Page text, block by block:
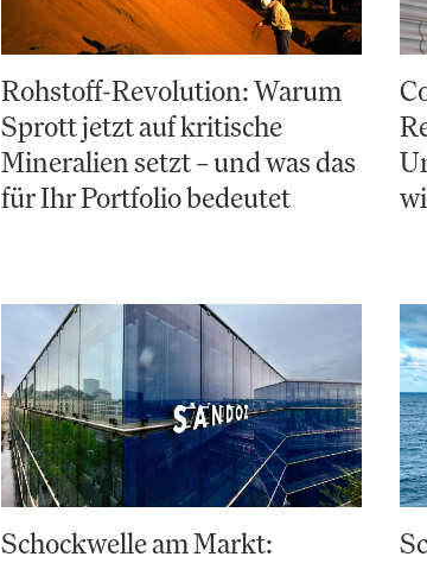
Rohstoff-Revolution: Warum
Sprott jetzt auf kritische
Mineralien setzt – und was das
für Ihr Portfolio bedeutet
Schockwelle am Markt: